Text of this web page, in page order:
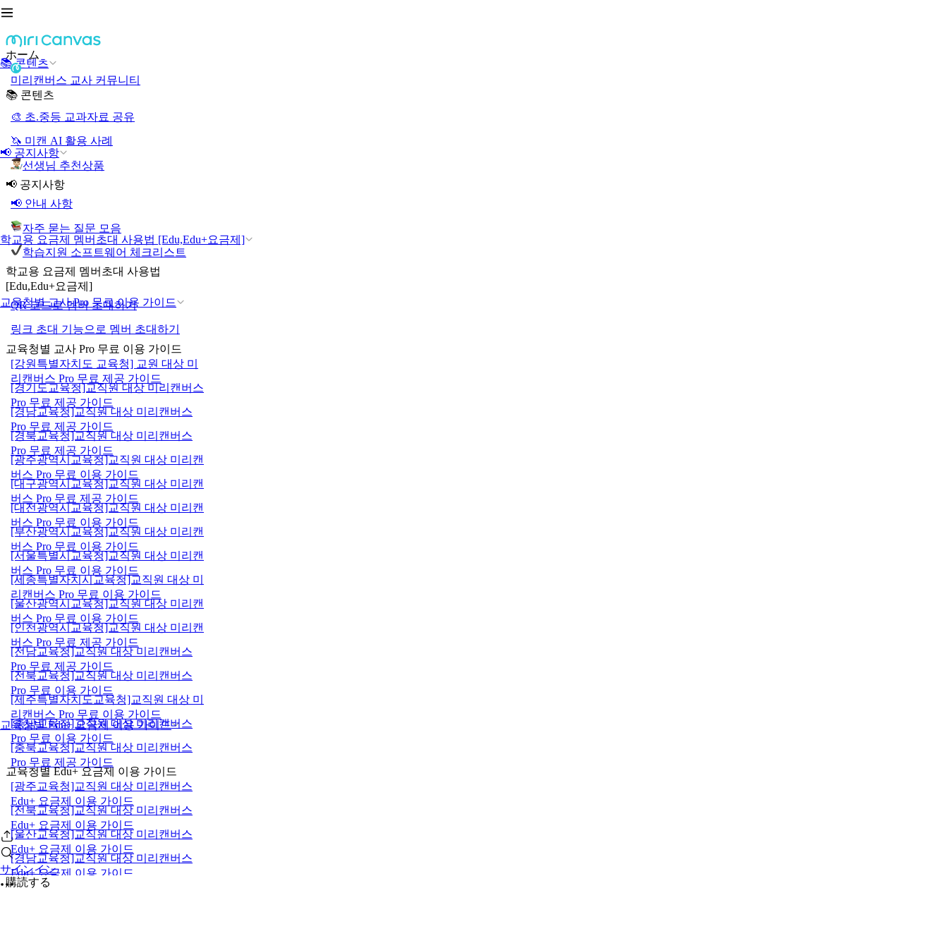
📚 콘텐츠
📢 공지사항
학교용 요금제 멤버초대 사용법 [Edu,Edu+요금제]
교육청별 교사 Pro 무료 이용 가이드
교육청별 Edu+ 요금제 이용 가이드
サインイン
ホーム
미리캔버스 교사 커뮤니티
📚 콘텐츠
🎨 초.중등 교과자료 공유
🦄 미캔 AI 활용 사례
선생님 추천상품
📢 공지사항
📢 안내 사항
자주 묻는 질문 모음
학습지원 소프트웨어 체크리스트
학교용 요금제 멤버초대 사용법
[Edu,Edu+요금제]
QR 코드로 멤버 초대하기
링크 초대 기능으로 멤버 초대하기
교육청별 교사 Pro 무료 이용 가이드
[강원특별자치도 교육청] 교원 대상 미
리캔버스 Pro 무료 제공 가이드
[경기도교육청]교직원 대상 미리캔버스
Pro 무료 제공 가이드
[경남교육청]교직원 대상 미리캔버스
Pro 무료 제공 가이드
[경북교육청]교직원 대상 미리캔버스
Pro 무료 제공 가이드
[광주광역시교육청]교직원 대상 미리캔
버스 Pro 무료 이용 가이드
[대구광역시교육청]교직원 대상 미리캔
버스 Pro 무료 제공 가이드
[대전광역시교육청]교직원 대상 미리캔
버스 Pro 무료 이용 가이드
[부산광역시교육청]교직원 대상 미리캔
버스 Pro 무료 이용 가이드
[서울특별시교육청]교직원 대상 미리캔
버스 Pro 무료 이용 가이드
[세종특별자치시교육청]교직원 대상 미
리캔버스 Pro 무료 이용 가이드
[울산광역시교육청]교직원 대상 미리캔
버스 Pro 무료 이용 가이드
[인천광역시교육청]교직원 대상 미리캔
버스 Pro 무료 제공 가이드
[전남교육청]교직원 대상 미리캔버스
Pro 무료 제공 가이드
[전북교육청]교직원 대상 미리캔버스
Pro 무료 이용 가이드
[제주특별자치도교육청]교직원 대상 미
리캔버스 Pro 무료 이용 가이드
[충남교육청]교직원 대상 미리캔버스
Pro 무료 이용 가이드
[충북교육청]교직원 대상 미리캔버스
Pro 무료 제공 가이드
교육청별 Edu+ 요금제 이용 가이드
[광주교육청]교직원 대상 미리캔버스
Edu+ 요금제 이용 가이드
[전북교육청]교직원 대상 미리캔버스
Edu+ 요금제 이용 가이드
[울산교육청]교직원 대상 미리캔버스
Edu+ 요금제 이용 가이드
[경남교육청]교직원 대상 미리캔버스
Edu+ 요금제 이용 가이드
購読する